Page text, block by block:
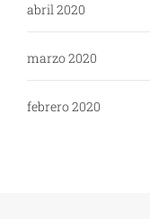
abril 2020
marzo 2020
febrero 2020